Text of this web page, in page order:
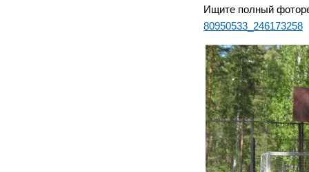
Ищите полный
80950533_246173258